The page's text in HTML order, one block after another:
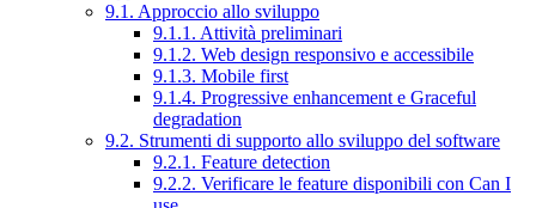
9.1. Approccio allo sviluppo
9.1.1. Attività preliminari
9.1.2. Web design responsivo e accessibile
9.1.3. Mobile first
9.1.4. Progressive enhancement e Graceful
degradation
9.2. Strumenti di supporto allo sviluppo del software
9.2.1. Feature detection
9.2.2. Verificare le feature disponibili con Can I